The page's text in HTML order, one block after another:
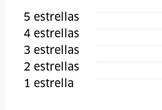
5 estrellas
4 estrellas
3 estrellas
2 estrellas
1 estrella